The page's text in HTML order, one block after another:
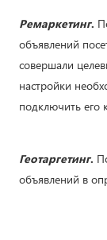
Ремаркетинг.
объявлений
совершали
настройки
подключить его
Геотаргетинг.
объявлений в